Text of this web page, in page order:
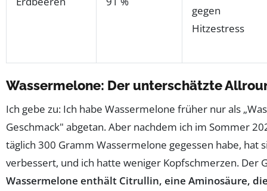
gegen
Hitzestress
Wassermelone: Der unterschätzte
Ich gebe zu: Ich habe Wassermelone früher nur als
Geschmack" abgetan. Aber nachdem ich im Sommer
täglich 300 Gramm Wassermelone gegessen habe, hat
verbessert, und ich hatte weniger Kopfschmerzen. Der
Wassermelone enthält Citrullin, eine Aminosäure,